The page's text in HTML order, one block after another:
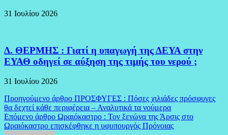
31 Ιουλίου 2026
Δ. ΘΕΡΜΗΣ : Γιατί η υπαγωγή της ΔΕΥΑ στην
ΕΥΑΘ οδηγεί σε αύξηση της τιμής του νερού ;
31 Ιουλίου 2026
Πλοήγηση
άρθρων
Προηγούμενο άρθρο ΠΡΟΣΦΥΓΕΣ : Πόσες χιλιάδες πρόσφυγες
θα δεχτεί κάθε περιφέρεια – Αναλυτικά τα νούμερα
Επόμενο άρθρο Ωραιόκαστρο : Τον ξενώνα της Άρσις στο
Ωραιόκαστρο επισκέφθηκε η υφυπουργός Πρόνοιας